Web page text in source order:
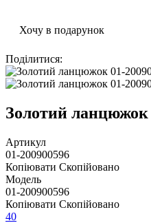
Хочу в подарунок
Поділитися:
Золотий ланцюжок
Артикул
01-200900596
Копіювати Скопійовано
Модель
01-200900596
Копіювати Скопійовано
40